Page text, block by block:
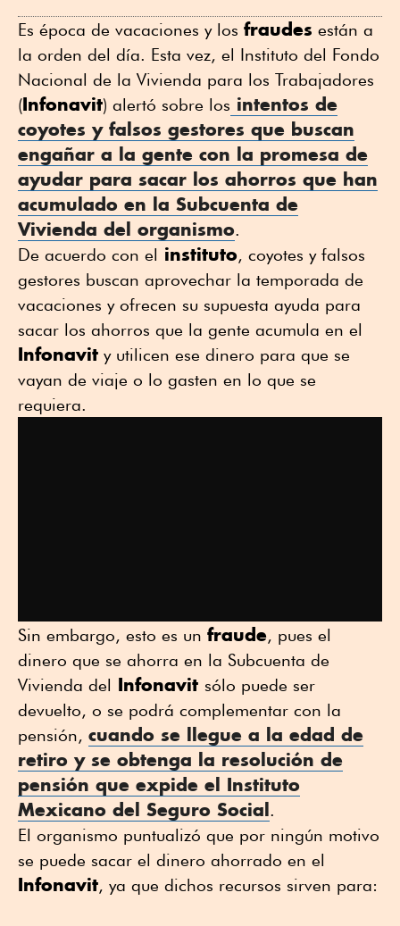
Es época de vacaciones y los fraudes están a
la orden del día. Esta vez, el Instituto del Fondo
Nacional de la Vivienda para los Trabajadores
(Infonavit) alertó sobre los intentos de
coyotes y falsos gestores que buscan
engañar a la gente con la promesa de
ayudar para sacar los ahorros que han
acumulado en la Subcuenta de
Vivienda del organismo.
De acuerdo con el instituto, coyotes y falsos
gestores buscan aprovechar la temporada de
vacaciones y ofrecen su supuesta ayuda para
sacar los ahorros que la gente acumula en el
Infonavit y utilicen ese dinero para que se
vayan de viaje o lo gasten en lo que se
requiera.
Sin embargo, esto es un fraude, pues el
dinero que se ahorra en la Subcuenta de
Vivienda del Infonavit sólo puede ser
devuelto, o se podrá complementar con la
pensión, cuando se llegue a la edad de
retiro y se obtenga la resolución de
pensión que expide el Instituto
Mexicano del Seguro Social.
El organismo puntualizó que por ningún motivo
se puede sacar el dinero ahorrado en el
Infonavit, ya que dichos recursos sirven para: